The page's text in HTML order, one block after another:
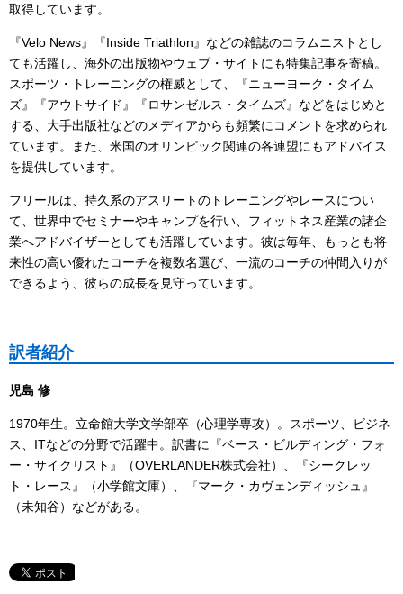
取得しています。
『Velo News』『Inside Triathlon』などの雑誌のコラムニストとし
ても活躍し、海外の出版物やウェブ・サイトにも特集記事を寄稿。
スポーツ・トレーニングの権威として、『ニューヨーク・タイム
ズ』『アウトサイド』『ロサンゼルス・タイムズ』などをはじめと
する、大手出版社などのメディアからも頻繁にコメントを求められ
ています。また、米国のオリンピック関連の各連盟にもアドバイス
を提供しています。
フリールは、持久系のアスリートのトレーニングやレースについ
て、世界中でセミナーやキャンプを行い、フィットネス産業の諸企
業へアドバイザーとしても活躍しています。彼は毎年、もっとも将
来性の高い優れたコーチを複数名選び、一流のコーチの仲間入りが
できるよう、彼らの成長を見守っています。
訳者紹介
児島 修
1970年生。立命館大学文学部卒（心理学専攻）。スポーツ、ビジネ
ス、ITなどの分野で活躍中。訳書に『ベース・ビルディング・フォ
ー・サイクリスト』（OVERLANDER株式会社）、『シークレッ
ト・レース』（小学館文庫）、『マーク・カヴェンディッシュ』
（未知谷）などがある。